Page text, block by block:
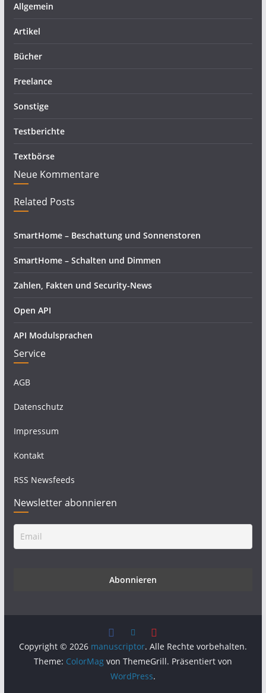
Allgemein
Artikel
Bücher
Freelance
Sonstige
Testberichte
Textbörse
Neue Kommentare
Related Posts
SmartHome – Beschattung und Sonnenstoren
SmartHome – Schalten und Dimmen
Zahlen, Fakten und Security-News
Open API
API Modulsprachen
Service
AGB
Datenschutz
Impressum
Kontakt
RSS Newsfeeds
Newsletter abonnieren
Copyright © 2026 manuscriptor. Alle Rechte vorbehalten.
Theme: ColorMagvon ThemeGrill. Präsentiert von
WordPress.